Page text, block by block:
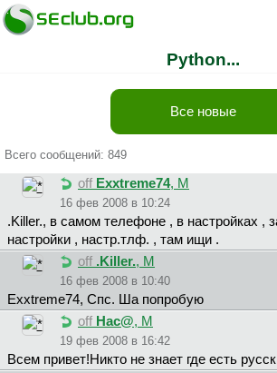
Python...
Все новые
Всего сообщений: 849
off Exxtreme74, М
16 фев 2008 в 10:24
.Killer., в самом телефоне , в настройках ,
настройки , настр.тлф. , там ищи .
off .Killer., М
16 фев 2008 в 10:40
Exxtreme74, Спс. Ша попробую
off Hac@, М
19 фев 2008 в 16:42
Всем привет!Никто не знает где есть